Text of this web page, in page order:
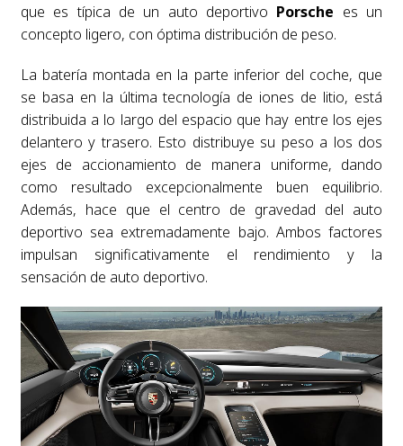
que es típica de un auto deportivo Porsche es un
concepto ligero, con óptima distribución de peso.
La batería montada en la parte inferior del coche, que
se basa en la última tecnología de iones de litio, está
distribuida a lo largo del espacio que hay entre los ejes
delantero y trasero. Esto distribuye su peso a los dos
ejes de accionamiento de manera uniforme, dando
como resultado excepcionalmente buen equilibrio.
Además, hace que el centro de gravedad del auto
deportivo sea extremadamente bajo. Ambos factores
impulsan significativamente el rendimiento y la
sensación de auto deportivo.